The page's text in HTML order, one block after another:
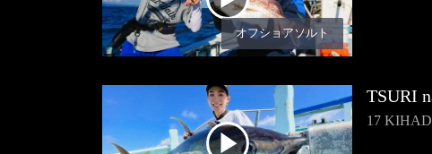
オフショアソルト
TSURI
17